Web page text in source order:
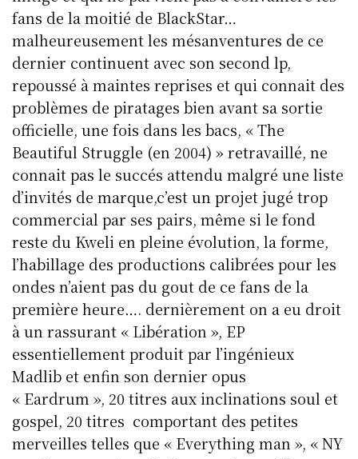
fans de la moitié de BlackStar…
malheureusement les mésanventures de ce
dernier continuent avec son second lp,
repoussé à maintes reprises et qui connait des
problèmes de piratages bien avant sa sortie
officielle, une fois dans les bacs, « The
Beautiful Struggle (en 2004) » retravaillé, ne
connait pas le succés attendu malgré une liste
d’invités de marque,c’est un projet jugé trop
commercial par ses pairs, même si le fond
reste du Kweli en pleine évolution, la forme,
l’habillage des productions calibrées pour les
ondes n’aient pas du gout de ce fans de la
première heure…. dernièrement on a eu droit
à un rassurant « Libération », EP
essentiellement produit par l’ingénieux
Madlib et enfin son dernier opus
« Eardrum », 20 titres aux inclinations soul et
gospel, 20 titres comportant des petites
merveilles telles que « Everything man », « NY